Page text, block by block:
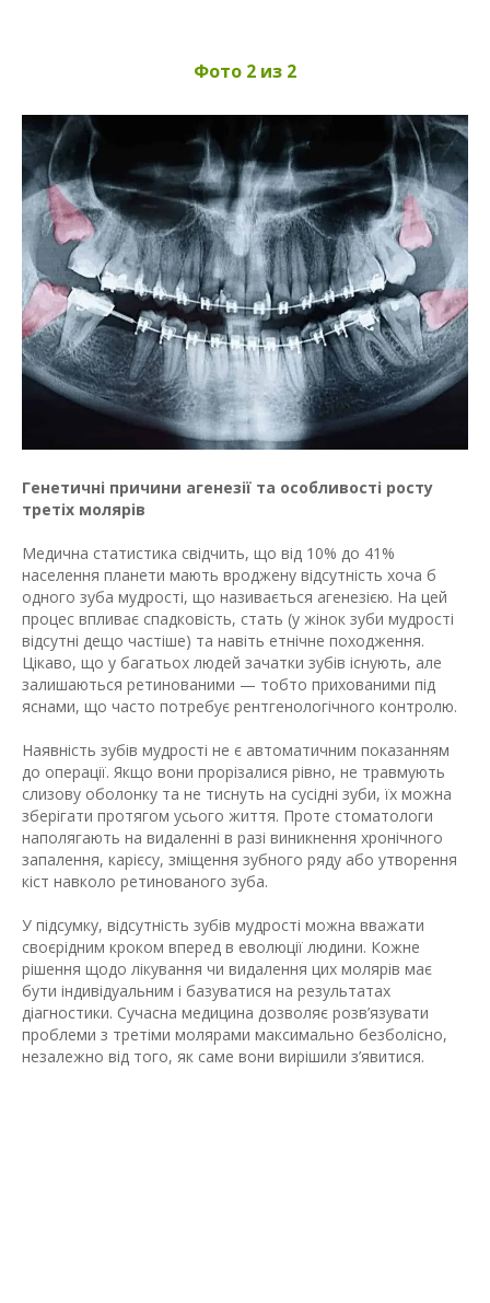
Фото 2 из 2
Генетичні причини агенезії та особливості росту
третіх молярів
Медична статистика свідчить, що від 10% до 41%
населення планети мають вроджену відсутність хоча б
одного зуба мудрості, що називається агенезією. На цей
процес впливає спадковість, стать (у жінок зуби мудрості
відсутні дещо частіше) та навіть етнічне походження.
Цікаво, що у багатьох людей зачатки зубів існують, але
залишаються ретинованими — тобто прихованими під
яснами, що часто потребує рентгенологічного контролю.
Наявність зубів мудрості не є автоматичним показанням
до операції. Якщо вони прорізалися рівно, не травмують
слизову оболонку та не тиснуть на сусідні зуби, їх можна
зберігати протягом усього життя. Проте стоматологи
наполягають на видаленні в разі виникнення хронічного
запалення, карієсу, зміщення зубного ряду або утворення
кіст навколо ретинованого зуба.
У підсумку, відсутність зубів мудрості можна вважати
своєрідним кроком вперед в еволюції людини. Кожне
рішення щодо лікування чи видалення цих молярів має
бути індивідуальним і базуватися на результатах
діагностики. Сучасна медицина дозволяє розв’язувати
проблеми з третіми молярами максимально безболісно,
незалежно від того, як саме вони вирішили з’явитися.